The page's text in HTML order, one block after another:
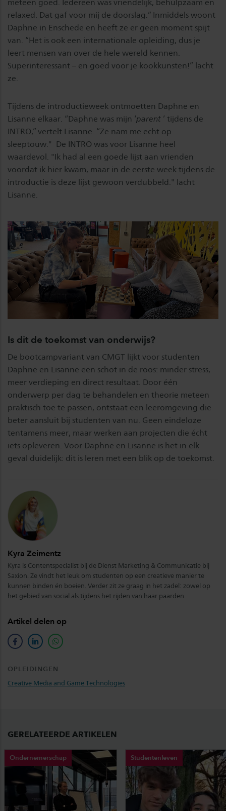
meteen goed. Iedereen was vriendelijk, behulpzaam en
relaxed. Dat gaf voor mij de doorslag.” Inmiddels woont
Daphne in Enschede en heeft ze er geen moment spijt
van. “Het is ook een internationale opleiding, dus je
leert mensen van over de hele wereld kennen.
Superinteressant – en goed voor je kookkunsten!” lacht
ze.
Tijdens de introductieweek ontmoetten Daphne en
Lisanne elkaar. “Daphne was mijn ‘parent ’ tijdens de
INTRO,” vertelt Lisanne. “Ze nam me echt op
sleeptouw." De INTRO was voor Lisanne heel
waardevol. "Ik had al een goede lijst aan vrienden
voordat ik hier kwam, maar in de eerste week tijdens de
introductie is deze lijst gewoon verdubbeld." lacht
Lisanne.
Is dit de toekomst van onderwijs?
De bootcampvariant van CMGT lijkt voor studenten
Daphne en Lisanne een schot in de roos: minder stress,
meer verdieping en direct resultaat. Door één
onderwerp per dag te behandelen en theorie meteen
praktisch toe te passen, ontstaat een leeromgeving die
beter aansluit bij studenten van nu. Geen eindeloze
tentamens meer, maar werken aan projecten die écht
iets opleveren. Voor Daphne en Lisanne is het in elk
geval duidelijk: dit is leren met een blik op de toekomst.
Kyra Zeimentz
Kyra is Contentspecialist bij de Dienst Marketing & Communicatie bij
Saxion. Ze vindt het leuk om studenten op een creatieve manier te
kunnen binden én boeien. Verder zit ze graag in het zadel: zowel op
het gebied van social als tijdens het rijden van haar paarden.
Artikel delen op
facebooklinkedinwhatsapp
OPLEIDINGEN
Creative Media and Game Technologies
GERELATEERDE ARTIKELEN
Ondernemerschap Studentenleven